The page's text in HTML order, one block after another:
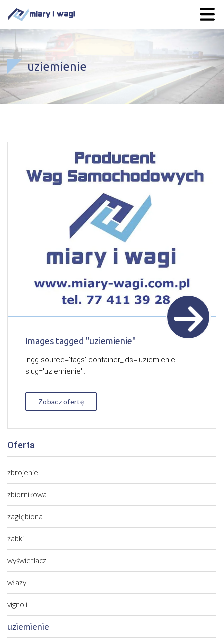
uziemienie
Images tagged "uziemienie"
[ngg source='tags' container_ids='uziemienie'
slug='uziemienie'...
Zobacz ofertę
Oferta
zbrojenie
zbiornikowa
zagłębiona
żabki
wyświetlacz
włazy
vignoli
uziemienie